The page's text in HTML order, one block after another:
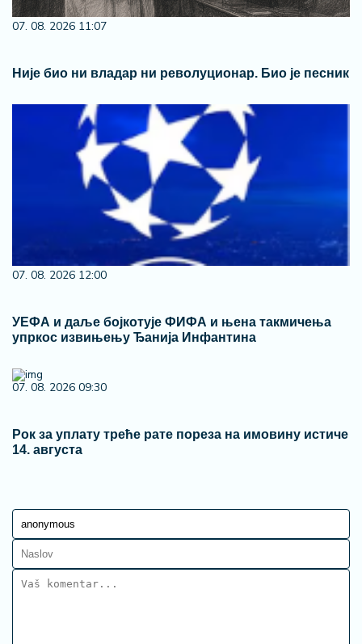
07. 08. 2026 11:07
Није био ни владар ни револуционар. Био је песник
07. 08. 2026 12:00
УЕФА и даље бојкотује ФИФА и њена такмичења
упркос извињењу Ђанија Инфантина
07. 08. 2026 09:30
Рок за уплату треће рате пореза на имовину истиче
14. августа